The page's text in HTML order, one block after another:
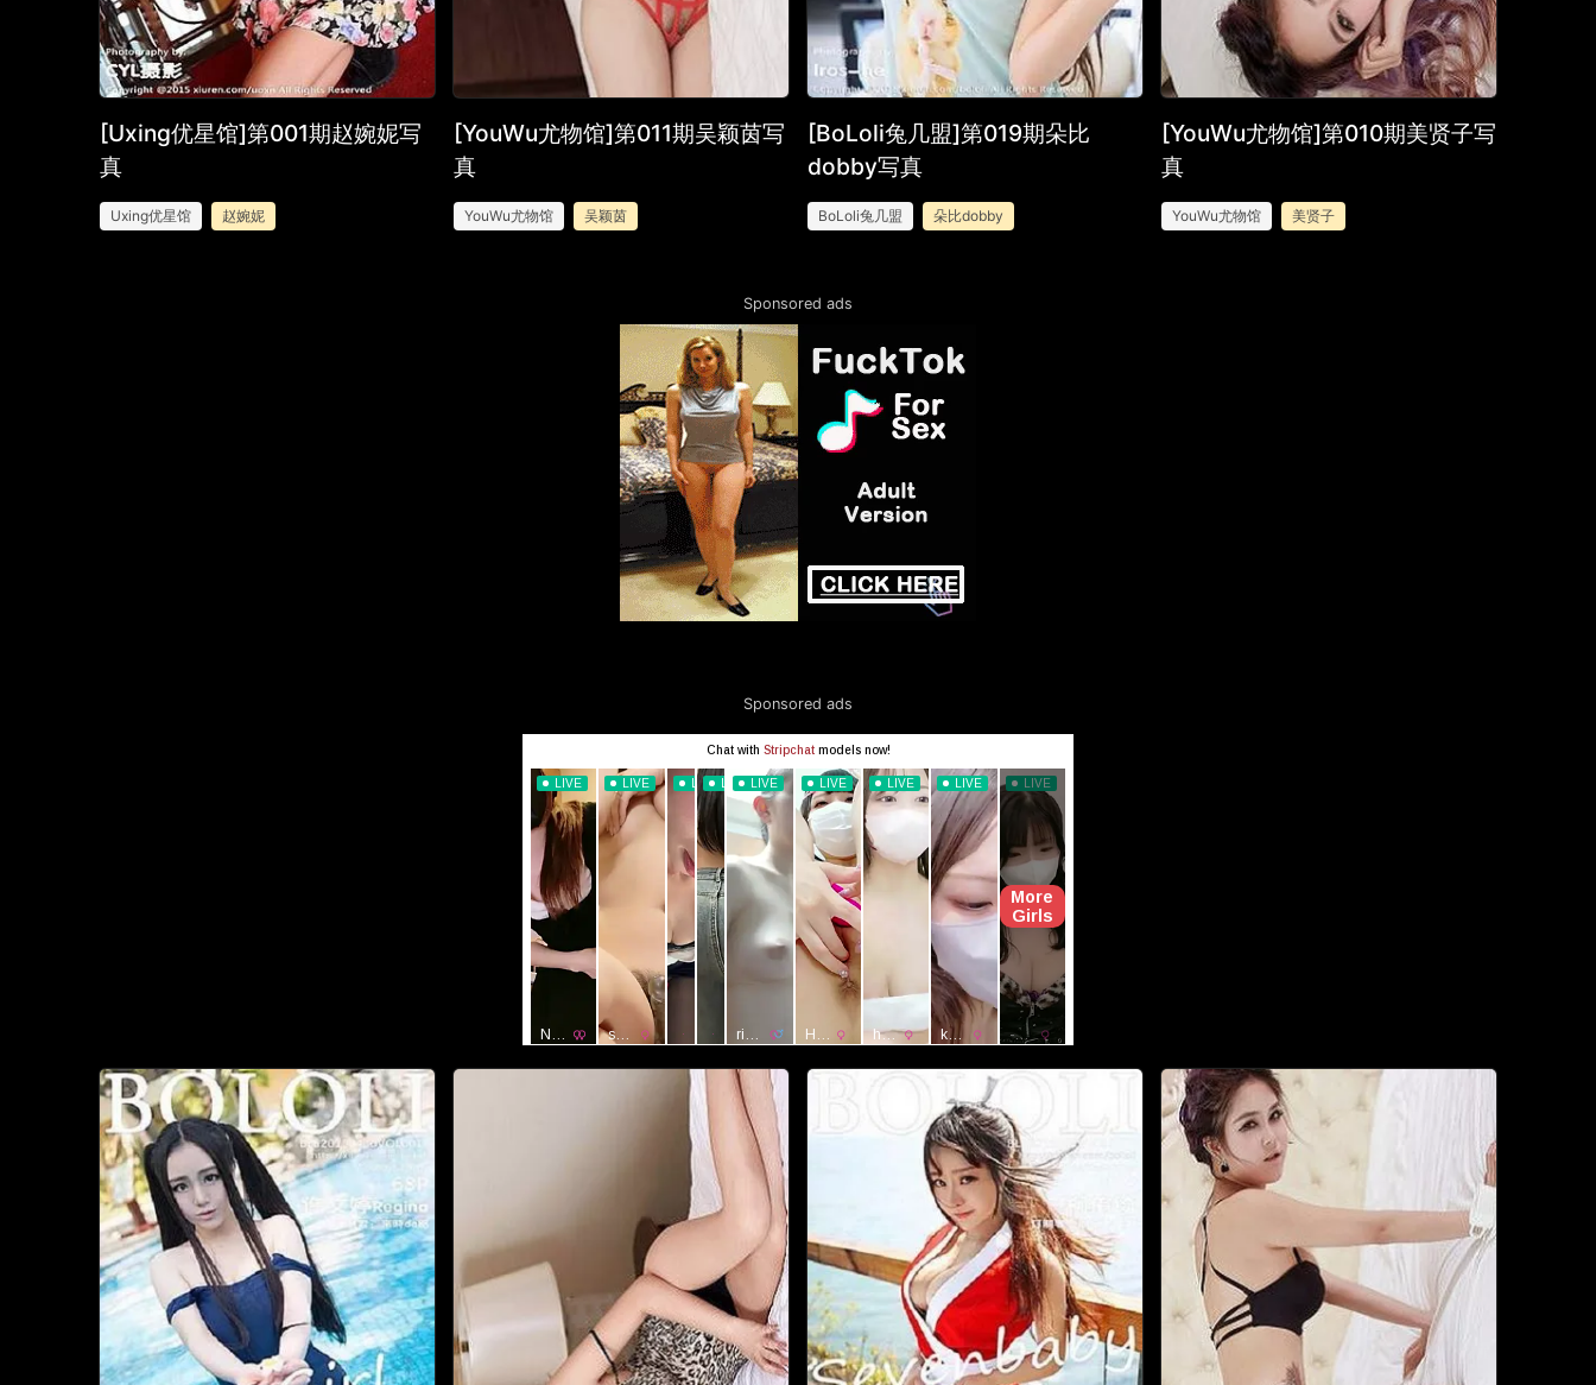
[Uxing优星馆]第001期赵婉妮写
真
Uxing优星馆 赵婉妮
[YouWu尤物馆]第011期吴颖茵写
真
YouWu尤物馆 吴颖茵
[BoLoli兔几盟]第019期朵比
dobby写真
BoLoli兔几盟 朵比dobby
[YouWu尤物馆]第010期美贤子写
真
YouWu尤物馆 美贤子
Sponsored ads
Sponsored ads